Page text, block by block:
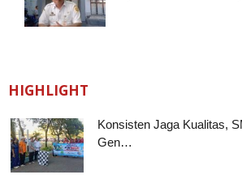
HIGHLIGHT
Konsisten Jaga Kualitas,
Gen…